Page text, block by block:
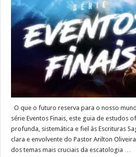
O que o futuro reserva para o nosso
série Eventos Finais, este guia de estudos
profunda, sistemática e fiel às Escrituras
clara e envolvente do Pastor Arilton
dos temas mais cruciais da escatologia …